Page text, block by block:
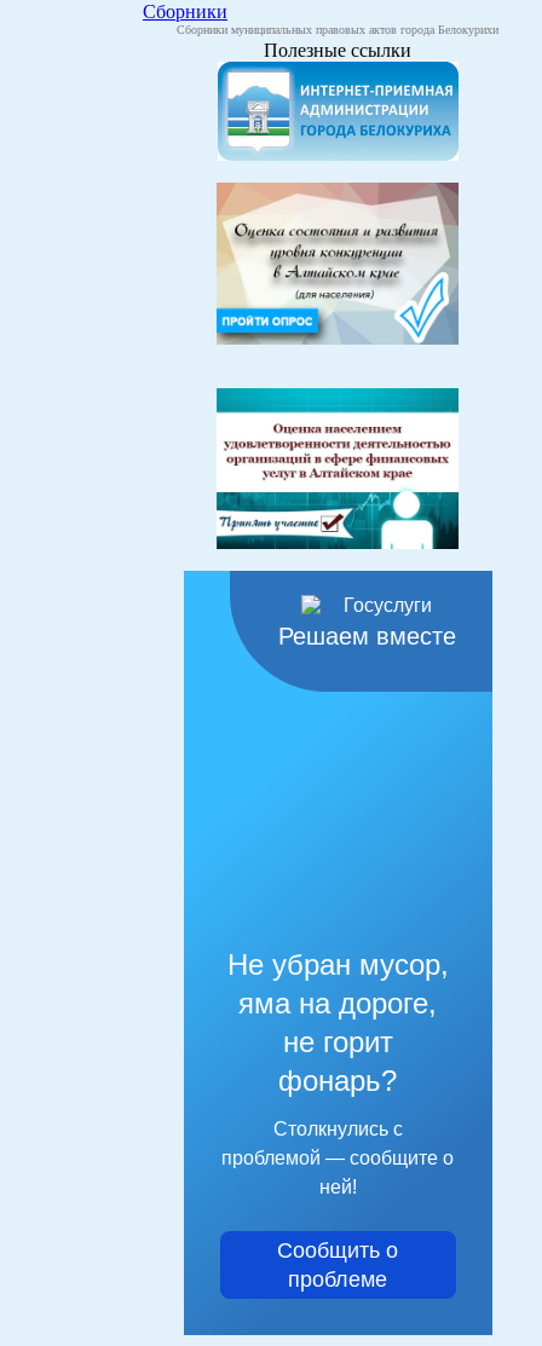
Сборники
Сборники муниципальных правовых актов города Белокурихи
Полезные ссылки
Решаем вместе
Не убран мусор,
яма на дороге,
не горит
фонарь?
Столкнулись с
проблемой — сообщите о
ней!
Сообщить о
проблеме